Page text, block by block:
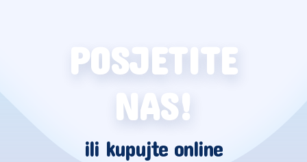
POSJETITE
NAS!
ili kupujte online